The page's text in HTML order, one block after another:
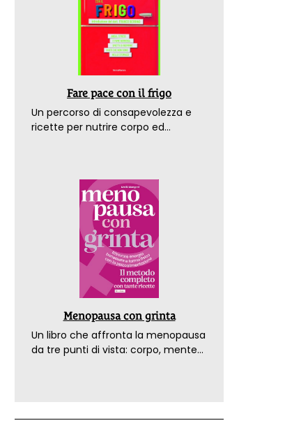
Fare pace con il frigo
Un percorso di consapevolezza e
ricette per nutrire corpo ed
Menopausa con grinta
Un libro che affronta la menopausa
da tre punti di vista: corpo, mente